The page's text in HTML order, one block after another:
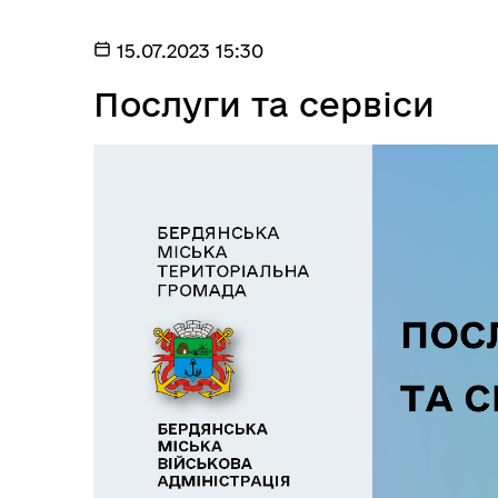
15.07.2023 15:30
Послуги та сервіси